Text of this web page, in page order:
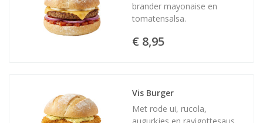
brander mayonaise en
tomatensalsa.
€ 8,95
Vis Burger
Met rode ui, rucola,